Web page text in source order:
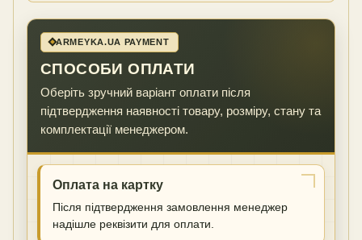
ARMEYKA.UA PAYMENT
СПОСОБИ ОПЛАТИ
Оберіть зручний варіант оплати після
підтвердження наявності товару, розміру, стану та
комплектації менеджером.
Оплата на картку
Після підтвердження замовлення менеджер
надішле реквізити для оплати.